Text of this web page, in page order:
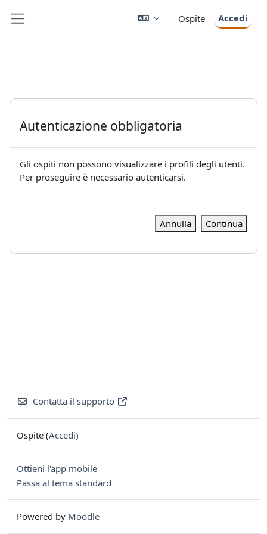
Ospite Accedi
Autenticazione obbligatoria
Gli ospiti non possono visualizzare i profili degli utenti.
Per proseguire è necessario autenticarsi.
Annulla Continua
Contatta il supporto
Ospite (Accedi)
Ottieni l'app mobile
Passa al tema standard
Powered by Moodle